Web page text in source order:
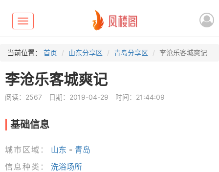
Toggle
navigation
当前位置： 首页 山东分享区 青岛分享区 李沧乐客城爽记
李沧乐客城爽记
阅读：2567 日期：2019-04-29 时间：21:44:09
基础信息
城市区域： 山东 - 青岛
信息种类：
洗浴场所